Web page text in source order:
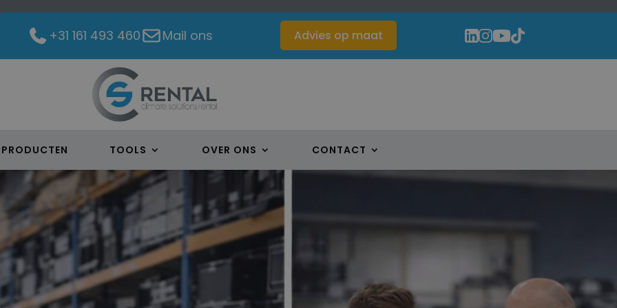
+31 161 493 460 Mail ons Advies op maat
PRODUCTEN TOOLS OVER ONS CONTACT